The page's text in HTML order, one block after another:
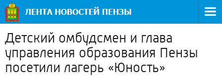
Детский омбудсмен и глава
управления образования Пензы
посетили лагерь «Юность»